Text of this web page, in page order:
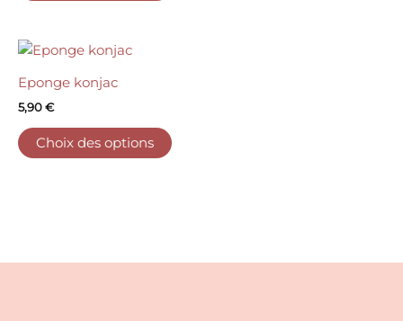
Eponge konjac
5,90€
Choix des options